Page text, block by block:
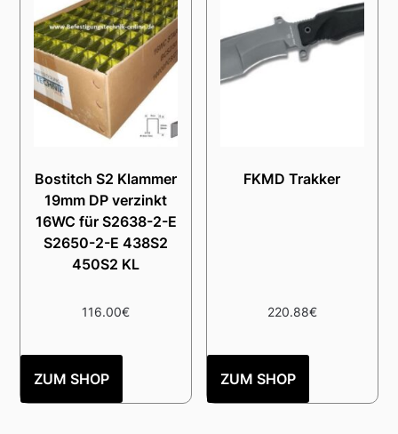
Bostitch S2 Klammer
19mm DP verzinkt
16WC für S2638-2-E
S2650-2-E 438S2
450S2 KL
116.00€
ZUM SHOP
FKMD Trakker
220.88€
ZUM SHOP